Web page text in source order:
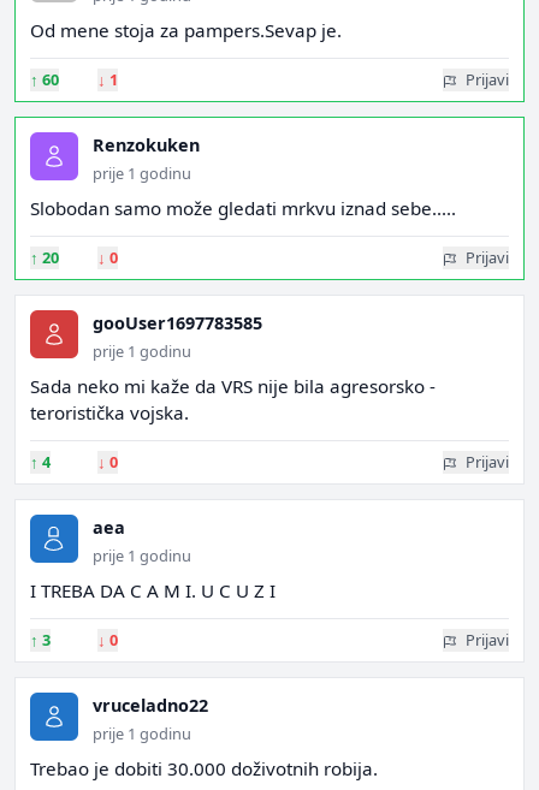
Od mene stoja za pampers.Sevap je.
↑ 60 ↓ 1 Prijavi
Renzokuken
prije 1 godinu
Slobodan samo može gledati mrkvu iznad sebe.....
↑ 20 ↓ 0 Prijavi
gooUser1697783585
prije 1 godinu
Sada neko mi kaže da VRS nije bila agresorsko -
teroristička vojska.
↑ 4 ↓ 0 Prijavi
aea
prije 1 godinu
I TREBA DA C A M I. U C U Z I
↑ 3 ↓ 0 Prijavi
vruceladno22
prije 1 godinu
Trebao je dobiti 30.000 doživotnih robija.